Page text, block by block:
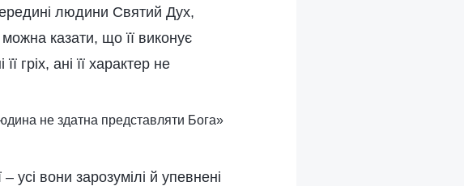
людини Святий Дух,
казати, що її виконує
гріх, ані її характер не
не здатна представляти Бога»
усі вони зарозумілі й упевнені